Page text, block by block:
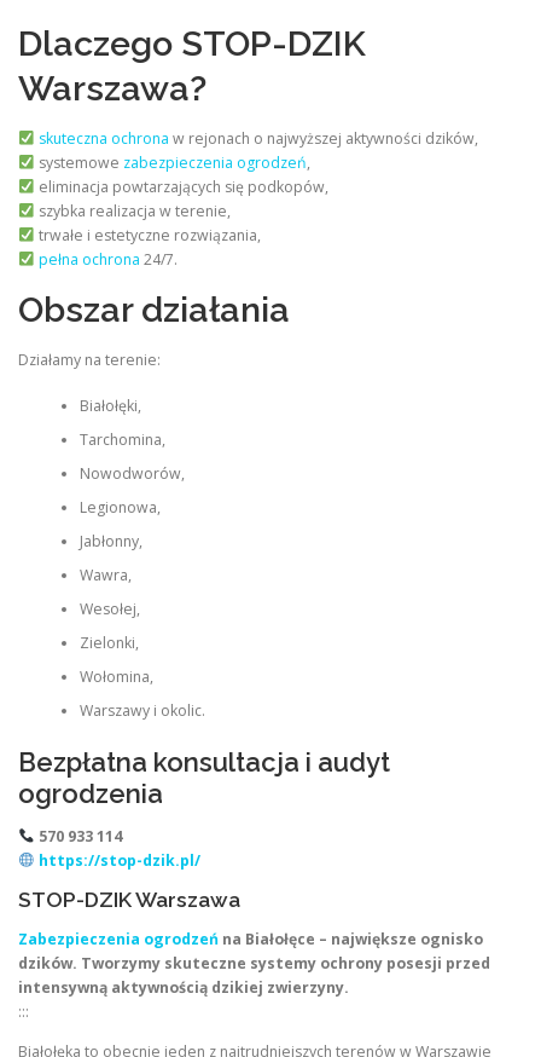
Dlaczego STOP-DZIK
Warszawa?
skuteczna ochrona w rejonach o najwyższej aktywności dzików,
systemowe zabezpieczenia ogrodzeń,
eliminacja powtarzających się podkopów,
szybka realizacja w terenie,
trwałe i estetyczne rozwiązania,
pełna ochrona 24/7.
Obszar działania
Działamy na terenie:
Białołęki,
Tarchomina,
Nowodworów,
Legionowa,
Jabłonny,
Wawra,
Wesołej,
Zielonki,
Wołomina,
Warszawy i okolic.
Bezpłatna konsultacja i audyt
ogrodzenia
570 933 114
https://stop-dzik.pl/
STOP-DZIK Warszawa
Zabezpieczenia ogrodzeń na Białołęce – największe ognisko
dzików. Tworzymy skuteczne systemy ochrony posesji przed
intensywną aktywnością dzikiej zwierzyny.
:::
Białołęka to obecnie jeden z najtrudniejszych terenów w Warszawie